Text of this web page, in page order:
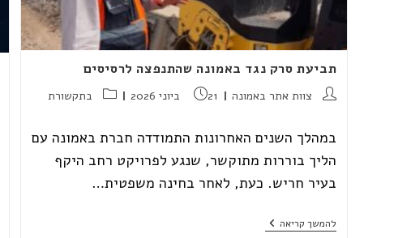
תביעת סרק נגד באמונה שהתנפצה לרסיסים
מחבר:צוות אתר באמונה פורסם:
21 ביוני 2026 קטגוריה:בתקשורת
במהלך השנים האחרונות התמודדה חברת באמונה עם
הליך בוררות מתוקשר, שנגע לפרויקט רחב היקף
בעיר חריש. כעת, לאחר בחינה משפטית…
להמשך קריאהתביעת